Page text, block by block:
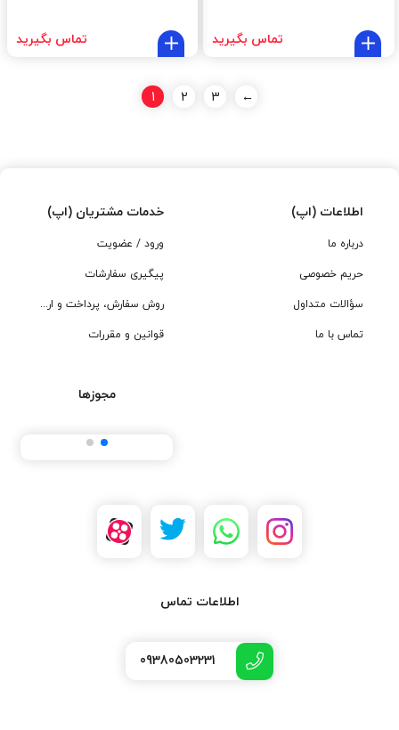
تماس بگیرید تماس بگیرید
1 2 3 ←
اطلاعات (اپ)
درباره ما
حریم خصوصی
سؤالات متداول
تماس با ما
خدمات مشتریان (اپ)
ورود / عضویت
پیگیری سفارشات
روش سفارش، پرداخت و ارسال
قوانین و مقررات
مجوزها
اطلاعات تماس
09380503231